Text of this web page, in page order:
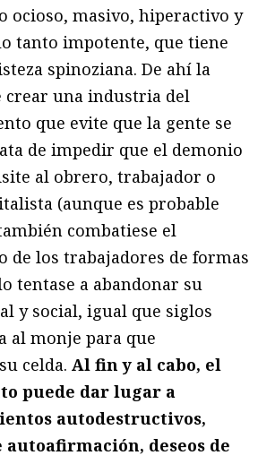
ocioso, masivo, hiperactivo y
tanto impotente, que tiene
spinoziana. De ahí la
crear una industria del
que evite que la gente se
de impedir que el demonio
al obrero, trabajador o
(aunque es probable
combatiese el
de los trabajadores de formas
tentase a abandonar su
y social, igual que siglos
al monje para que
celda. Al fin y al cabo, el
puede dar lugar a
autodestructivos,
autoafirmación, deseos de